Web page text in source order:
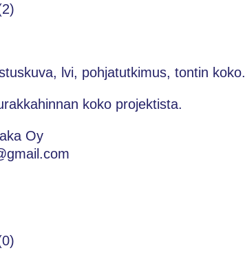
lvi, pohjatutkimus, tontin koko.
koko projektista.
Oy